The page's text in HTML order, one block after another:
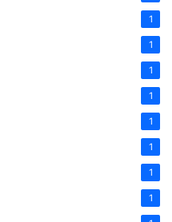
1
1
1
1
1
1
1
1